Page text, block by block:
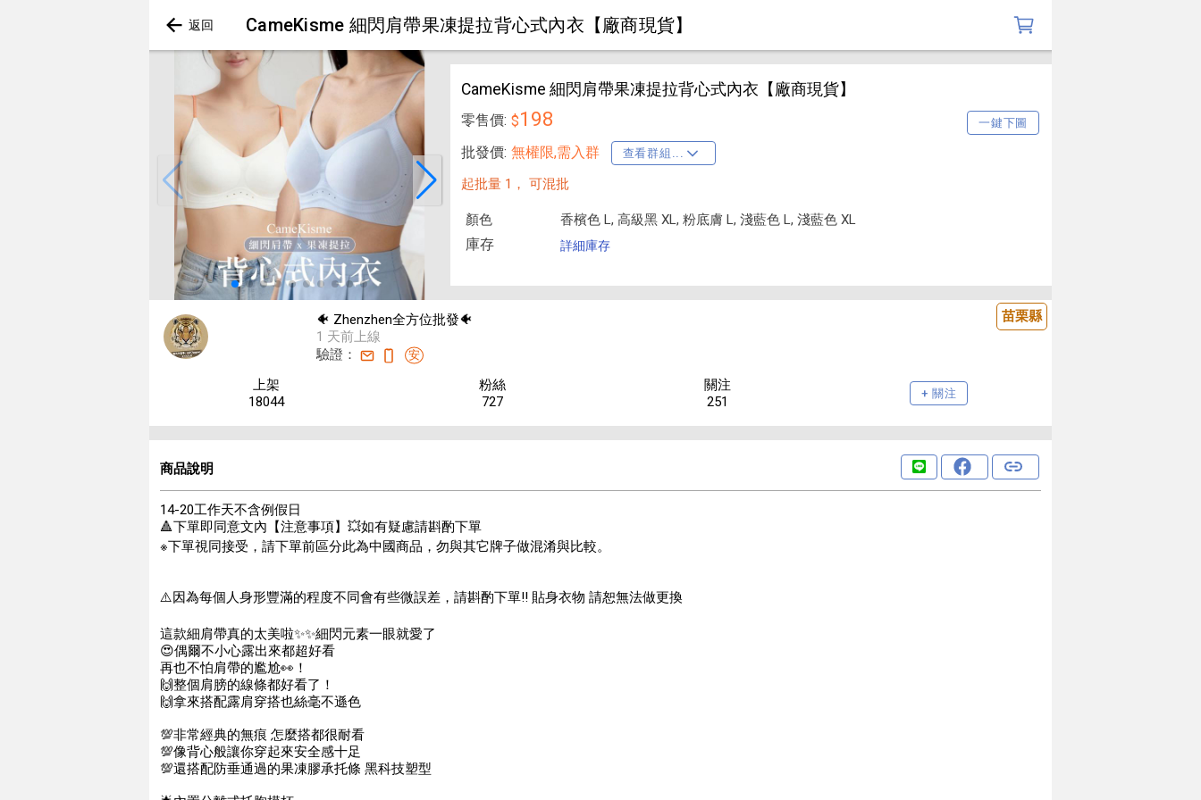
CameKisme 細閃肩帶果凍提拉背心式內衣【廠商現貨】
CameKisme 細閃肩帶果凍提拉背心式內衣【廠商現貨】
零售價: $198 一鍵下圖
批發價: 無權限,需入群 查看群組...
起批量 1， 可混批
顏色 香檳色 L, 高級黑 XL, 粉底膚 L, 淺藍色 L, 淺藍色 XL
庫存 詳細庫存
苗栗縣
🐠 Zhenzhen全方位批發🐠
1 天前上線
驗證：
安
上架
18044
粉絲
727
關注
251
+ 關注
商品說明
14-20工作天不含例假日
🔺下單即同意文內【注意事項】💥如有疑慮請斟酌下單
※下單視同接受，請下單前區分此為中國商品，勿與其它牌子做混淆與比較。
⚠️因為每個人身形豐滿的程度不同會有些微誤差，請斟酌下單!! 貼身衣物 請恕無法做更換
這款細肩帶真的太美啦✨✨細閃元素一眼就愛了
😍偶爾不小心露出來都超好看
再也不怕肩帶的尷尬👀！
🙌整個肩膀的線條都好看了！
🙌拿來搭配露肩穿搭也絲毫不遜色
💯非常經典的無痕 怎麼搭都很耐看
💯像背心般讓你穿起來安全感十足
💯還搭配防垂通過的果凍膠承托條 黑科技塑型